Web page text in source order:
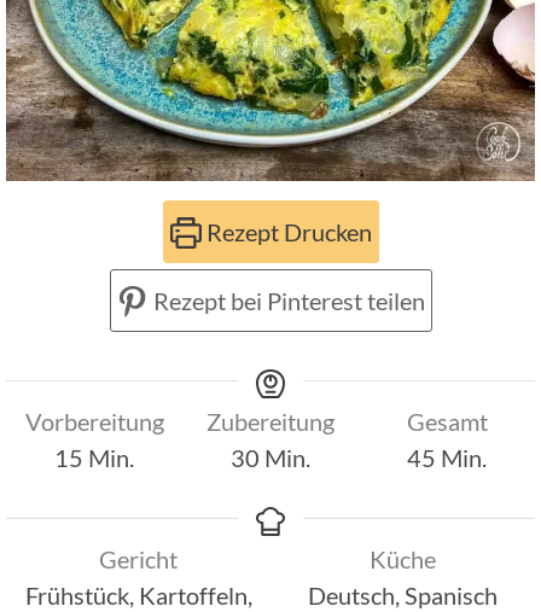
Rezept Drucken
Rezept bei Pinterest teilen
Vorbereitung
15 Minuten
Min.
Zubereitung
30 Minuten
Min.
Gesamt
45 Minuten
Min.
Gericht
Frühstück, Kartoffeln,
Küche
Deutsch, Spanisch